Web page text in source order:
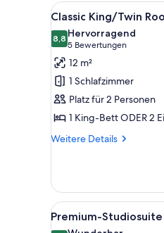
Alle
Fotos
für
Classic
King/Twin
Room
anzeigen
5
Classic King/Twin
8,88,8 von 10
Hervorragend
5 Bewertungen
(5
Bewertungen)
12 m²
1 Schlafzimmer
Platz für 2 Personen
1 King-Bett ODER 2
Weitere Details
Weitere
King/Twin
Room
Alle
Fotos
7
Premium-Studiosuite